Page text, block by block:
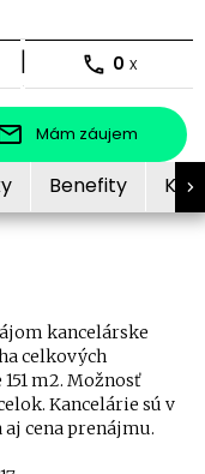
| 0 x
Mám záujem
Benefity
kancelárske
celkových
m2. Možnosť
Kancelárie sú v
cena prenájmu.